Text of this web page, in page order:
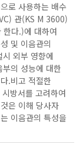
로 사용하는 배수
관(KS M 3600)
한다.)에 대하여
및 이음관의
외부 영향에
의 성능에 대한
.비고 적절한
방서를 고려하여
은 이해 당사자
이음관의 특성을